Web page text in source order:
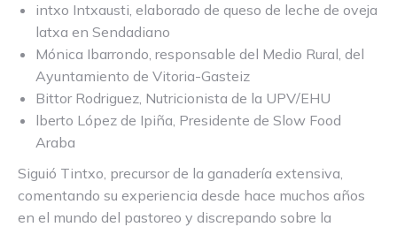
intxo Intxausti, elaborado de queso de leche de oveja
latxa en Sendadiano
Mónica Ibarrondo, responsable del Medio Rural, del
Ayuntamiento de Vitoria-Gasteiz
Bittor Rodriguez, Nutricionista de la UPV/EHU
lberto López de Ipiña, Presidente de Slow Food
Araba
Siguió Tintxo, precursor de la ganadería extensiva,
comentando su experiencia desde hace muchos años
en el mundo del pastoreo y discrepando sobre la